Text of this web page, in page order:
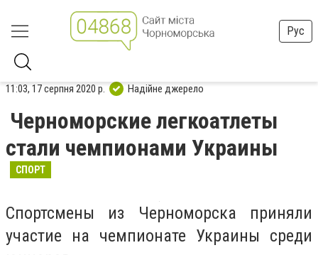
Рус
11:03, 17 серпня 2020 р. Надійне джерело
Черноморские легкоатлеты
стали чемпионами Украины
СПОРТ
Спортсмены из Черноморска приняли
участие на чемпионате Украины среди